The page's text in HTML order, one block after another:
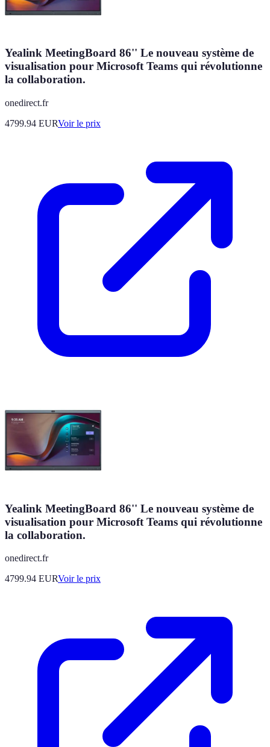
Yealink MeetingBoard 86'' Le nouveau système de
visualisation pour Microsoft Teams qui révolutionne
la collaboration.
onedirect.fr
4799.94 EURVoir le prix
Yealink MeetingBoard 86'' Le nouveau système de
visualisation pour Microsoft Teams qui révolutionne
la collaboration.
onedirect.fr
4799.94 EURVoir le prix